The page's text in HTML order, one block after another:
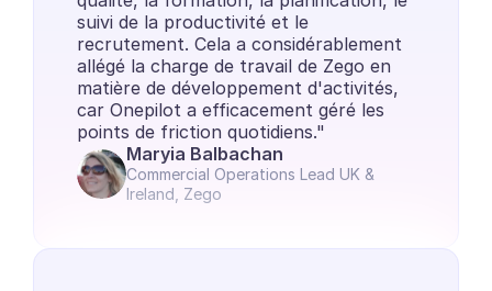
suivi de la productivité et le
recrutement. Cela a considérablement
allégé la charge de travail de Zego en
matière de développement d'activités,
car Onepilot a efficacement géré les
points de friction quotidiens."
Maryia Balbachan
Commercial Operations Lead UK &
Ireland, Zego